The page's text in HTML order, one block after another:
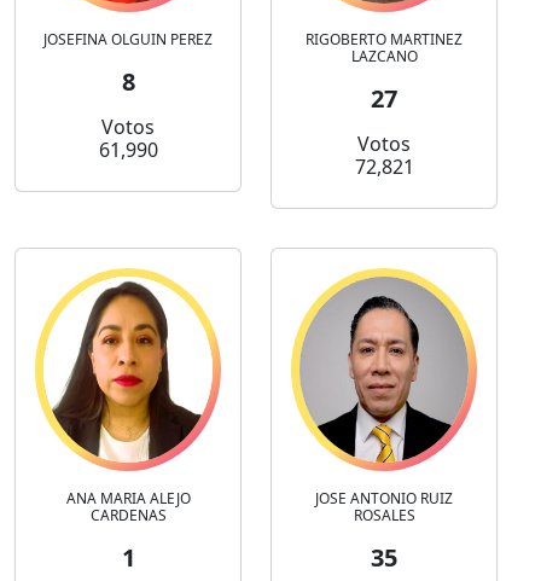
JOSEFINA OLGUIN PEREZ
8
Votos
61,990
RIGOBERTO MARTINEZ
LAZCANO
27
Votos
72,821
ANA MARIA ALEJO
CARDENAS
1
JOSE ANTONIO RUIZ
ROSALES
35